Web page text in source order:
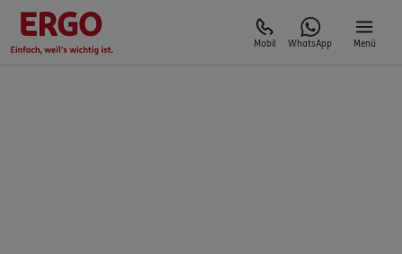
Mobil WhatsApp Menü